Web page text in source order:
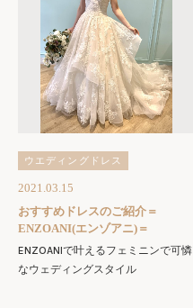
ウエディングドレス
2021.03.15
おすすめドレスのご紹介＝
ENZOANI(エンゾアニ)＝
ENZOANIで叶えるフェミニンで可憐
なウェディングスタイル